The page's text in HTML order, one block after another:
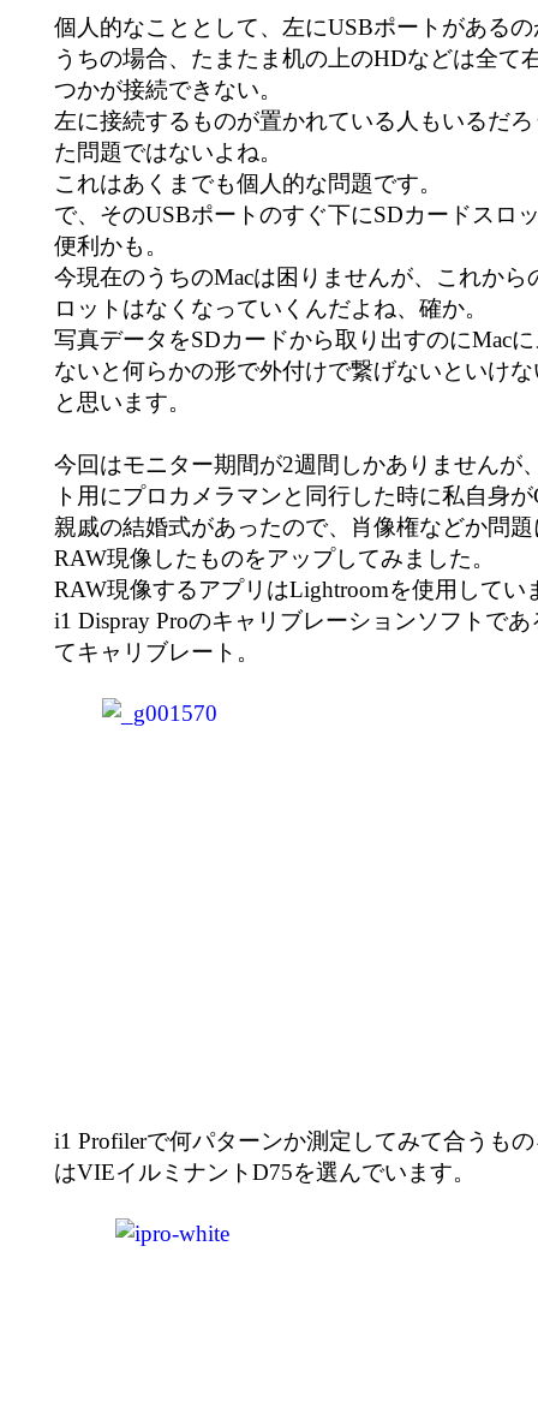
個人的なこととして、左にUSBポートがある
うちの場合、たまたま机の上のHDなどは全て
つかが接続できない。
左に接続するものが置かれている人もいるだ
た問題ではないよね。
これはあくまでも個人的な問題です。
で、そのUSBポートのすぐ下にSDカードスロ
便利かも。
今現在のうちのMacは困りませんが、これから
ロットはなくなっていくんだよね、確か。
写真データをSDカードから取り出すのにMac
ないと何らかの形で外付けで繋げないといけ
と思います。
今回はモニター期間が2週間しかありませんが
ト用にプロカメラマンと同行した時に私自身
親戚の結婚式があったので、肖像権などか問
RAW現像したものをアップしてみました。
RAW現像するアプリはLightroomを使用してい
i1 Dispray Proのキャリブレーションソフトで
てキャリブレート。
i1 Profilerで何パターンか測定してみて合うも
はVIEイルミナントD75を選んでいます。